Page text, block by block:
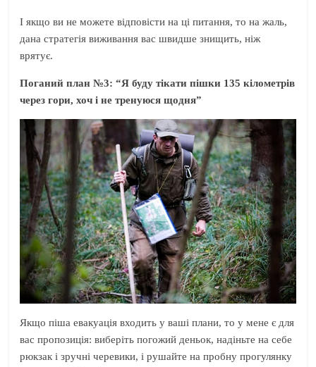
І якщо ви не можете відповісти на ці питання, то на жаль,
дана стратегія виживання вас швидше знищить, ніж
врятує.
Поганий план №3: “Я буду тікати пішки 135 кілометрів
через гори, хоч і не тренуюся щодня”
Якщо піша евакуація входить у ваші плани, то у мене є для
вас пропозиція: виберіть погожий деньок, надіньте на себе
рюкзак і зручні черевики, і рушайте на пробну прогулянку